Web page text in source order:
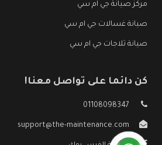
مركز صيانة جي ام سي
صيانة غسالات جي ام سي
صيانة ثلاجات جي ام سي
كن دائما على تواصل معنا!
01108098347
support@the-maintenance.com